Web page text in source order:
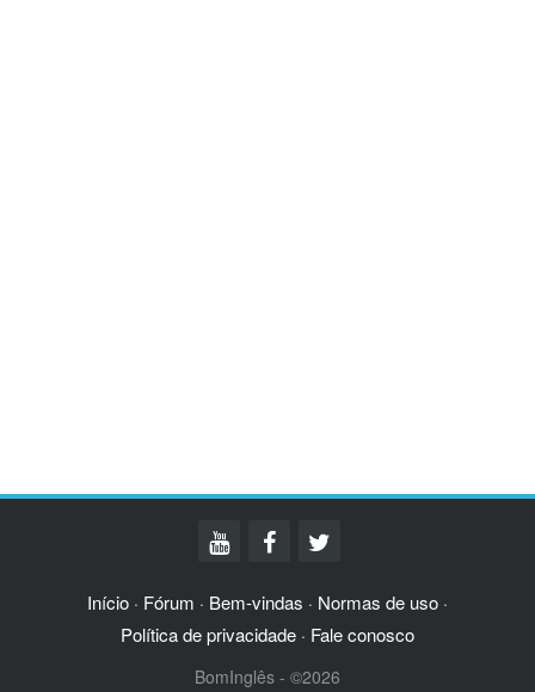
Início · Fórum · Bem-vindas · Normas de uso ·
Política de privacidade · Fale conosco
BomInglês - ©2026